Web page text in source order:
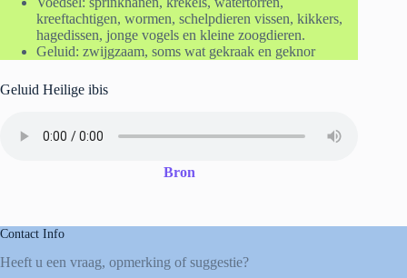
kreeftachtigen, wormen, schelpdieren vissen, kikkers,
hagedissen, jonge vogels en kleine zoogdieren.
Geluid: zwijgzaam, soms wat gekraak en geknor
Geluid Heilige ibis
Bron
Contact Info
Heeft u een vraag, opmerking of suggestie?